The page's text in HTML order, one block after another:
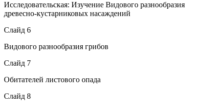
Исследовательская: Изучение Видового разнообразия
древесно-кустарниковых насаждений
Слайд 6
Видового разнообразия грибов
Слайд 7
Обитателей листового опада
Слайд 8